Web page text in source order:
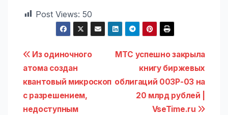
Post Views: 50
Навигация
по
записям
МТС успешно закрыла
книгу биржевых
облигаций 003Р-03 на
20 млрд рублей |
VseTime.ru
Из одиночного
атома создан
квантовый микроскоп
с разрешением,
недоступным